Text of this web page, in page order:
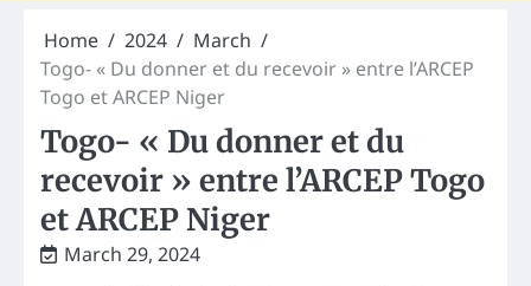
Home 2024
March
Togo- « Du donner et du recevoir » entre l’ARCEP
Togo et ARCEP Niger
Togo- « Du donner et du
recevoir » entre l’ARCEP Togo
et ARCEP Niger
March 29, 2024